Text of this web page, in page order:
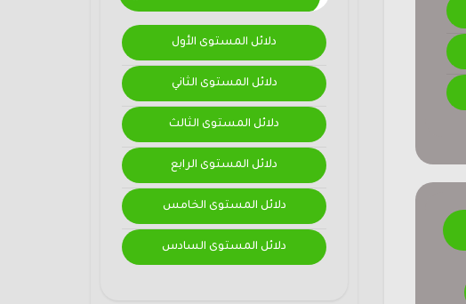
دلائل المستوى الأول
دلائل المستوى الثاني
دلائل المستوى الثالث
دلائل المستوى الرابع
دلائل المستوى الخامس
دلائل المستوى السادس